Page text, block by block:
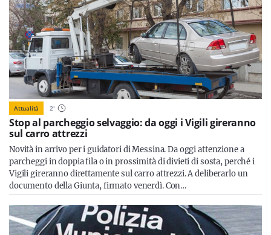
Attualità 2'
Stop al parcheggio selvaggio: da oggi i Vigili gireranno
sul carro attrezzi
Novità in arrivo per i guidatori di Messina. Da oggi attenzione a
parcheggi in doppia fila o in prossimità di divieti di sosta, perché i
Vigili gireranno direttamente sul carro attrezzi. A deliberarlo un
documento della Giunta, firmato venerdì. Con…